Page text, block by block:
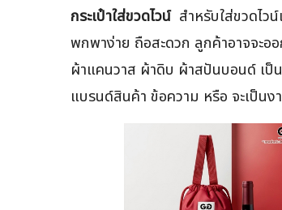
กระเป๋าใส่ขวดไวน์ สำหรับใส่ขวดไว
พกพาง่าย ถือสะดวก ลูกค้าอาจจะอ
ผ้าแคนวาส ผ้าดิบ ผ้าสปันบอนด์ เป็
แบรนด์สินค้า ข้อความ หรือ จะเป็น